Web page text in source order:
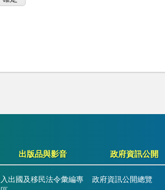
出版品與影音
入出國及移民法令彙編專
政府資訊公開
政府資訊公開總覽